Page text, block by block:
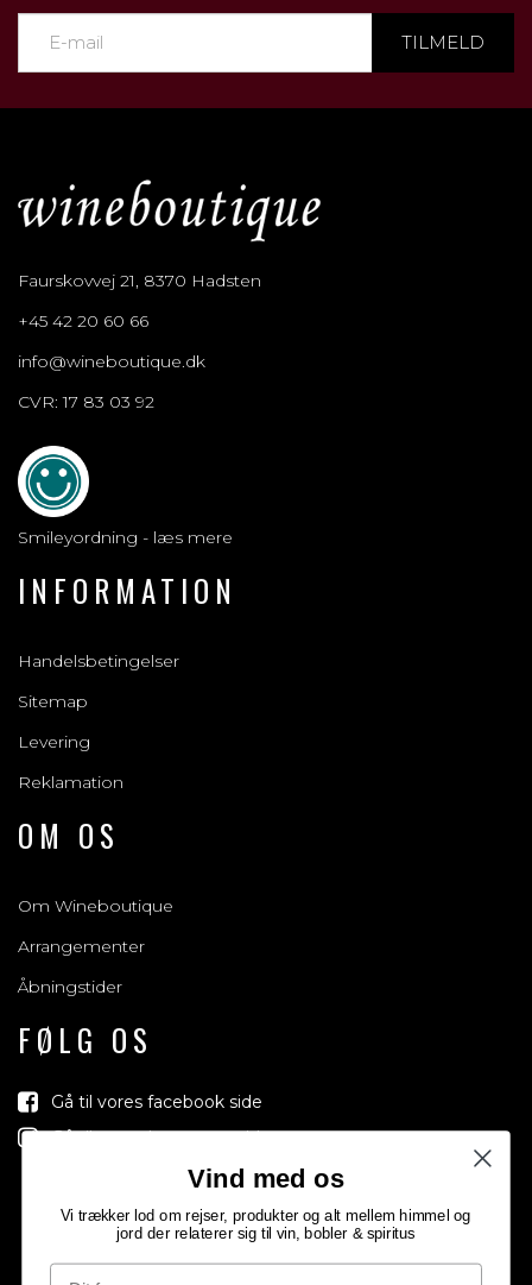
TILMELD
Faurskovvej 21, 8370 Hadsten
+45 42 20 60 66
info@wineboutique.dk
CVR: 17 83 03 92
Smileyordning - læs mere
INFORMATION
Handelsbetingelser
Sitemap
Levering
Reklamation
OM OS
Om Wineboutique
Arrangementer
Åbningstider
FØLG OS
Gå til vores facebook side
Gå til vores Instagram side
Vind med os
Vi trækker lod om rejser, produkter og alt mellem himmel og
jord der relaterer sig til vin, bobler & spiritus